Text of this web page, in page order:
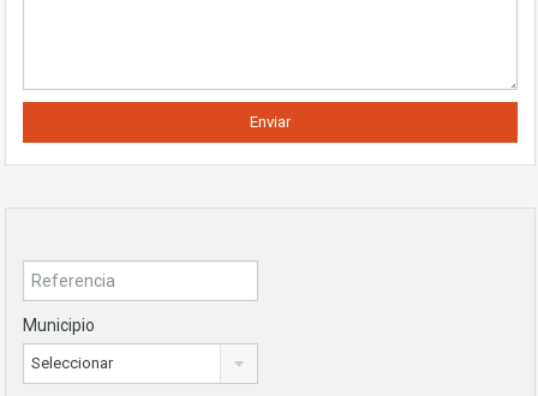
Municipio
Seleccionar